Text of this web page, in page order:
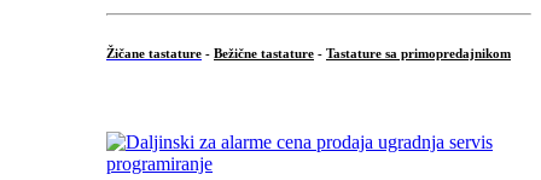
Žičane tastature - Bežične tastature - Tastature sa primopredajnikom